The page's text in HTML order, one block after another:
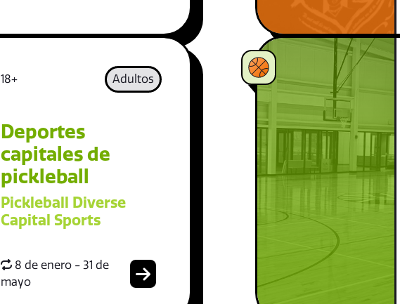
18+ Adultos
Deportes
capitales de
pickleball
Pickleball Diverse
Capital Sports
8 de enero - 31 de
mayo